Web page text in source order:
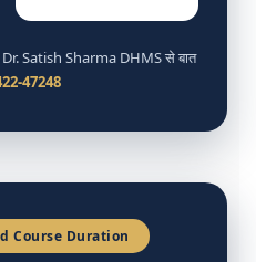
Satish Sharma DHMS से बात
47248
Course Duration